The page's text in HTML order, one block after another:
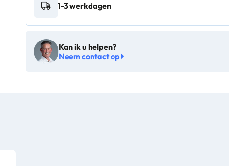
aantal
1-3 werkdagen
Kan ik u helpen?
Neem contact op